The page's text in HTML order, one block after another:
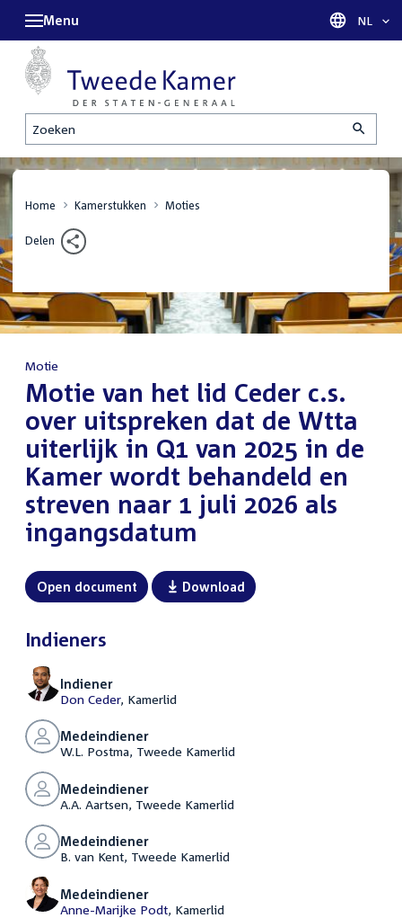
Zoeken
Menu Taal
NL
Home Kamerstukken Moties
Delen
Motie
:Motie van het lid Ceder c.s.
over uitspreken dat de Wtta
uiterlijk in Q1 van 2025 in de
Kamer wordt behandeld en
streven naar 1 juli 2026 als
ingangsdatum
Open document Download
Indieners
Indiener
Don Ceder, Kamerlid
Medeindiener
W.L. Postma, Tweede Kamerlid
Medeindiener
A.A. Aartsen, Tweede Kamerlid
Medeindiener
B. van Kent, Tweede Kamerlid
Medeindiener
Anne-Marijke Podt, Kamerlid